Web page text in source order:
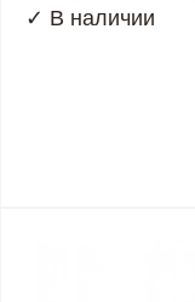
✓ В наличии